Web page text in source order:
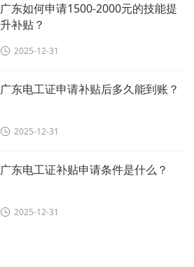
广东如何申请1500-2000元的技能提
升补贴？
2025-12-31
广东电工证申请补贴后多久能到账？
2025-12-31
广东电工证补贴申请条件是什么？
2025-12-31